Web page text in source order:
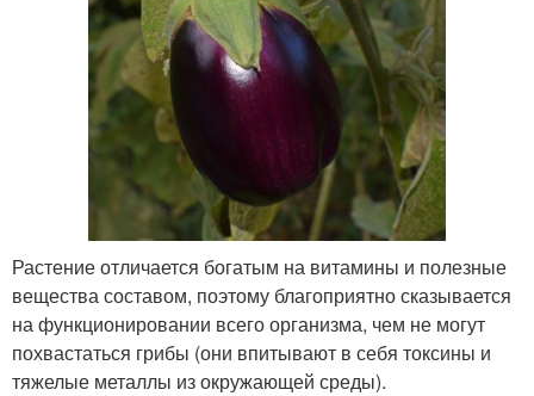
Растение отличается богатым на витамины и полезные
вещества составом, поэтому благоприятно сказывается
на функционировании всего организма, чем не могут
похвастаться грибы (они впитывают в себя токсины и
тяжелые металлы из окружающей среды).